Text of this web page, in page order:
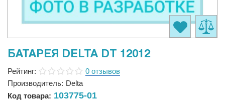
БАТАРЕЯ DELTA DT 12012
Рейтинг:
0 отзывов
Производитель: Delta
Код товара: 103775-01